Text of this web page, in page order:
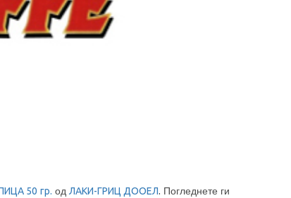
50 гр. одЛАКИ-ГРИЦ ДООЕЛ. Погледнете ги